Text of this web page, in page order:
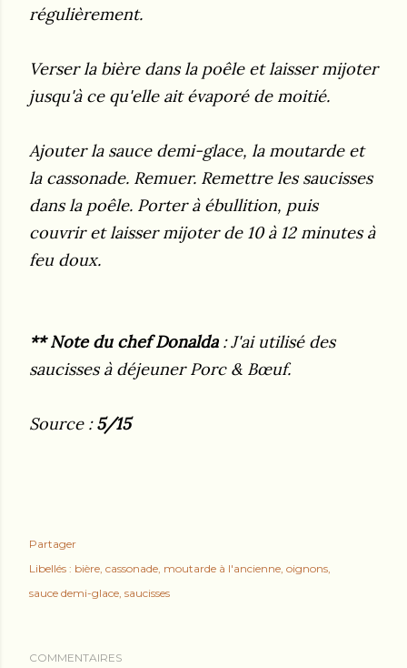
régulièrement.
Verser la bière dans la poêle et laisser mijoter
jusqu'à ce qu'elle ait évaporé de moitié.
Ajouter la sauce demi-glace, la moutarde et
la cassonade. Remuer. Remettre les saucisses
dans la poêle. Porter à ébullition, puis
couvrir et laisser mijoter de 10 à 12 minutes à
feu doux.
** Note du chef Donalda: J'ai utilisé des
saucisses à déjeuner Porc & Bœuf.
Source :5/15
Partager
Libellés : bière cassonade moutarde à l'ancienne oignons
sauce demi-glace saucisses
COMMENTAIRES